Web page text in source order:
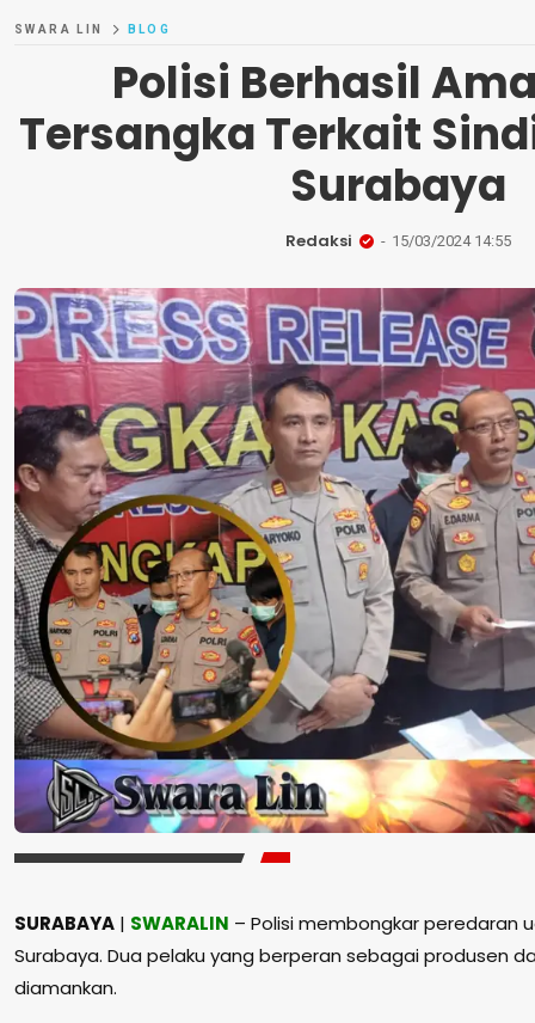
SWARA LIN BLOG
Polisi Berhasil
Tersangka Terkait
Surabaya
Redaksi 15/03/2024 14:55
SURABAYA | SWARALIN – Polisi membongkar peredaran
Surabaya. Dua pelaku yang berperan sebagai produsen
diamankan.